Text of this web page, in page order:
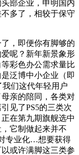
部企业，申明国内
多了，相较于保守
，即便你有脚够的
呢？新年新景象形
彩色办公需求量比
泛博中小企业（即
们这代年轻用户
亲的陪同，各类对
见了PS5的三类次
在第九期旗舰选中
它制做起来并不
专业化…想要获得
或许满脚这三类参